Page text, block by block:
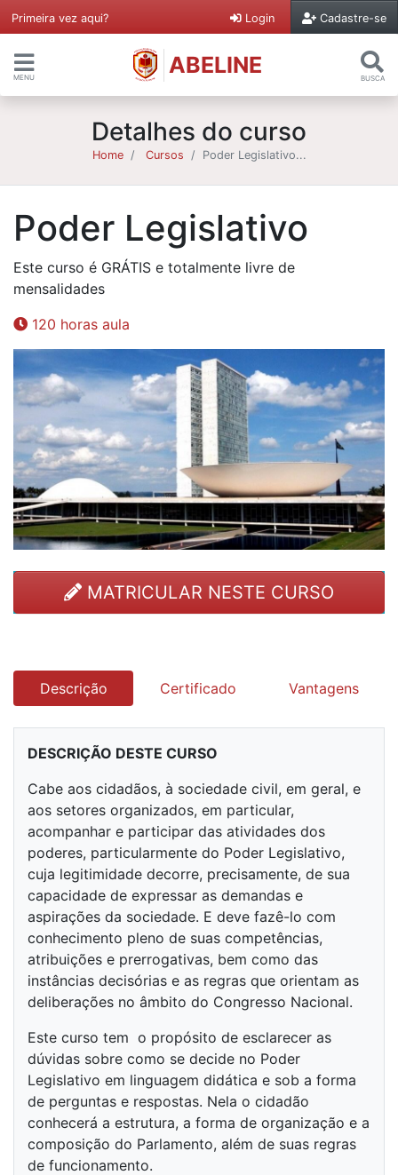
Primeira vez aqui? Login Cadastre-se
MENU ABELINE BUSCA
Detalhes do curso
Home Cursos Poder Legislativo...
Poder Legislativo
Este curso é GRÁTIS e totalmente livre de
mensalidades
120 horas aula
MATRICULAR NESTE CURSO
Descrição Certificado Vantagens
DESCRIÇÃO DESTE CURSO
Cabe aos cidadãos, à sociedade civil, em geral, e
aos setores organizados, em particular,
acompanhar e participar das atividades dos
poderes, particularmente do Poder Legislativo,
cuja legitimidade decorre, precisamente, de sua
capacidade de expressar as demandas e
aspirações da sociedade. E deve fazê-lo com
conhecimento pleno de suas competências,
atribuições e prerrogativas, bem como das
instâncias decisórias e as regras que orientam as
deliberações no âmbito do Congresso Nacional.
Este curso tem o propósito de esclarecer as
dúvidas sobre como se decide no Poder
Legislativo em linguagem didática e sob a forma
de perguntas e respostas. Nela o cidadão
conhecerá a estrutura, a forma de organização e a
composição do Parlamento, além de suas regras
de funcionamento.